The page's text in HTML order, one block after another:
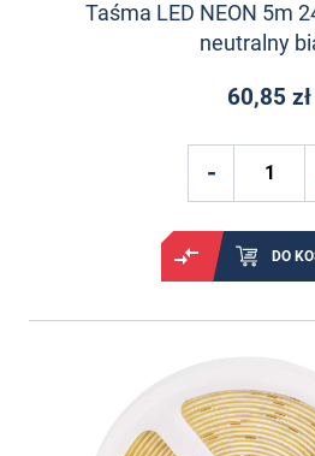
Taśma LED NEON 5m
neutralny
60,85 zł
DO